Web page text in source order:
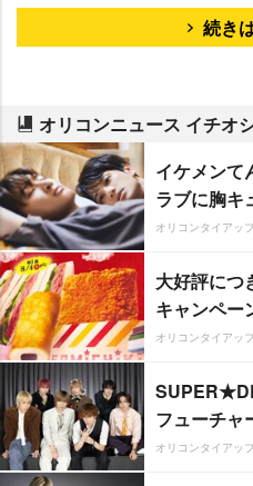
続き
オリコンニュース イチオ
イケメンて
ラブに胸キ
オリコンタイアッ
大好評につ
キャンペー
オリコンタイアッ
フューチャ
オリコンタイアッ